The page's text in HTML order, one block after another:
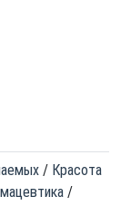
Красота